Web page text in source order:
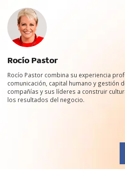
Rocío Pastor
Rocío Pastor combina su experiencia
comunicación, capital humano y gestión
compañías y sus líderes a construir
los resultados del negocio.